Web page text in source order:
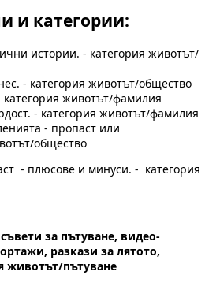
и категории:
истории. - категория животът/
- категория животът/общество
категория животът/фамилия
- категория животът/фамилия
- пропаст или
общество
- плюсове и минуси. - категория
за пътуване, видео-
разкази за лятото,
животът/пътуване